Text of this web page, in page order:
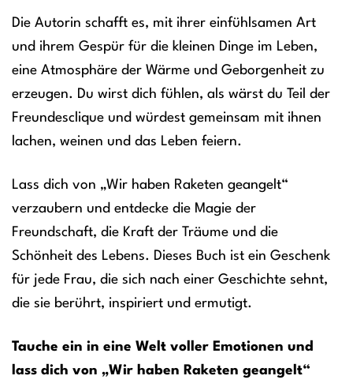
Die Autorin schafft es, mit ihrer einfühlsamen Art
und ihrem Gespür für die kleinen Dinge im Leben,
eine Atmosphäre der Wärme und Geborgenheit zu
erzeugen. Du wirst dich fühlen, als wärst du Teil der
Freundesclique und würdest gemeinsam mit ihnen
lachen, weinen und das Leben feiern.
Lass dich von „Wir haben Raketen geangelt“
verzaubern und entdecke die Magie der
Freundschaft, die Kraft der Träume und die
Schönheit des Lebens. Dieses Buch ist ein Geschenk
für jede Frau, die sich nach einer Geschichte sehnt,
die sie berührt, inspiriert und ermutigt.
Tauche ein in eine Welt voller Emotionen und
lass dich von „Wir haben Raketen geangelt“